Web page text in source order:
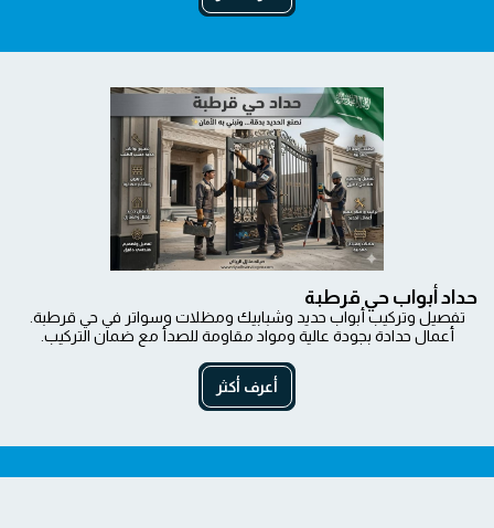
حداد أبواب حي قرطبة
تفصيل وتركيب أبواب حديد وشبابيك ومظلات وسواتر في حي قرطبة.
أعمال حدادة بجودة عالية ومواد مقاومة للصدأ مع ضمان التركيب.
أعرف أكثر